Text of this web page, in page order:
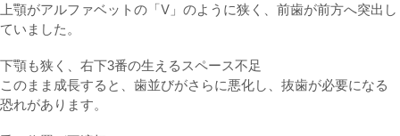
上顎がアルファベットの「V」のように狭く、前歯が前方へ突出し
ていました。
下顎も狭く、右下3番の生えるスペース不足
このまま成長すると、歯並びがさらに悪化し、抜歯が必要になる
恐れがあります。